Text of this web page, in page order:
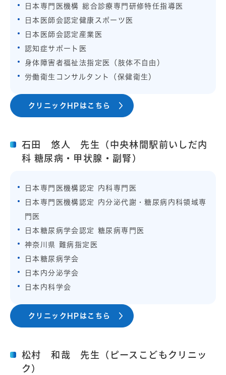
日本専門医機構 総合診療専門研修特任指導医
日本医師会認定健康スポーツ医
日本医師会認定産業医
認知症サポート医
身体障害者福祉法指定医（肢体不自由）
労働衛生コンサルタント（保健衛生）
クリニックHPはこちら
石田 悠人 先生（中央林間駅前いしだ内
科 糖尿病・甲状腺・副腎）
日本専門医機構認定 内科専門医
日本専門医機構認定 内分泌代謝・糖尿病内科領域専
門医
日本糖尿病学会認定 糖尿病専門医
神奈川県 難病指定医
日本糖尿病学会
日本内分泌学会
日本内科学会
クリニックHPはこちら
松村 和哉 先生（ピースこどもクリニッ
ク）